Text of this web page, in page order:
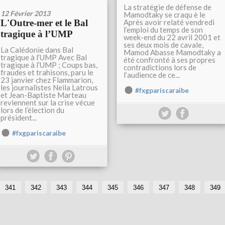
La stratégie de défense de
Mamodtaky se craqu è le
Après avoir relaté vendredi
l’emploi du temps de son
week-end du 22 avril 2001 et
ses deux mois de cavale,
Mamod Abasse Mamodtaky a
été confronté à ses propres
contradictions lors de
l’audience de ce...
#fxgpariscaraibe
12 Février 2013
L'Outre-mer et le Bal
tragique à l’UMP
La Calédonie dans Bal
tragique à l’UMP Avec Bal
tragique à l’UMP ; Coups bas,
fraudes et trahisons, paru le
23 janvier chez Flammarion,
les journalistes Neila Latrous
et Jean-Baptiste Marteau
reviennent sur la crise vécue
lors de l’élection du
président...
#fxgpariscaraibe
341 342 343 344 345 346 347 348 349